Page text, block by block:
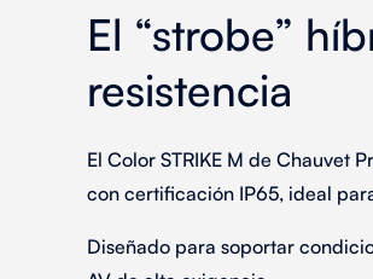
El “strobe”
resistencia
El Color STRIKE M de Chauvet
con certificación IP65, ideal
Diseñado para soportar